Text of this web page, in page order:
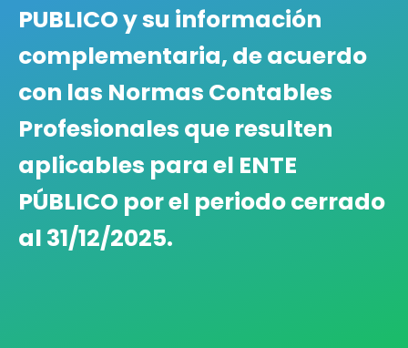
PUBLICO y su información
complementaria, de acuerdo
con las Normas Contables
Profesionales que resulten
aplicables para el ENTE
PÚBLICO por el periodo cerrado
al 31/12/2025.